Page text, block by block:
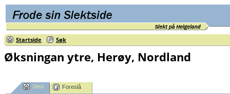
Startside Søk
Øksningan ytre, Herøy, Nordland
Sted Foreslå